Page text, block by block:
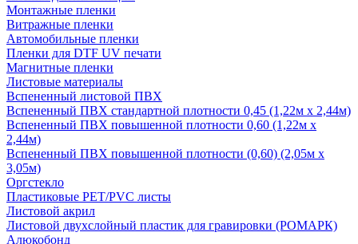
Монтажные пленки
Витражные пленки
Автомобильные пленки
Пленки для DTF UV печати
Магнитные пленки
Листовые материалы
Вспененный листовой ПВХ
Вспененный ПВХ стандартной плотности 0,45 (1,22м х 2,44м)
Вспененный ПВХ повышенной плотности 0,60 (1,22м х
2,44м)
Вспененный ПВХ повышенной плотности (0,60) (2,05м х
3,05м)
Оргстекло
Пластиковые PET/PVC листы
Листовой акрил
Листовой двухслойный пластик для гравировки (РОМАРК)
Алюкобонд